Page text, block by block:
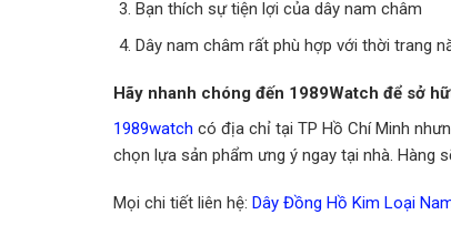
Bạn thích sự tiện lợi của dây nam châm
Dây nam châm rất phù hợp với thời trang
Hãy nhanh chóng đến 1989Watch để sở
1989watch có địa chỉ tại TP Hồ Chí Minh
chọn lựa sản phẩm ưng ý ngay tại nhà. Hàng
Mọi chi tiết liên hệ: Dây Đồng Hồ Kim Loại